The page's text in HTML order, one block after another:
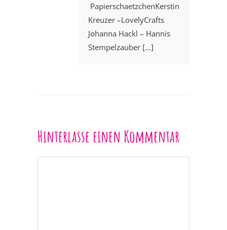
PapierschaetzchenKerstin
Kreuzer –LovelyCrafts
Johanna Hackl – Hannis
Stempelzauber […]
Hinterlasse einen Kommentar